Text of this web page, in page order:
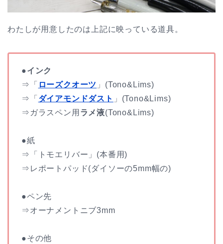
わたしが用意したのは上記に映っている道具。
●インク
⇒「 ローズクオーツ 」(Tono&Lims)
⇒「 ダイアモンドダスト 」(Tono&Lims)
⇒ガラスペン用 ラメ液(Tono&Lims)
●紙
⇒「トモエリバー」(本番用)
⇒レポートパッド(ダイソーの5mm幅の)
●ペン先
⇒オーナメントニブ3mm
●その他